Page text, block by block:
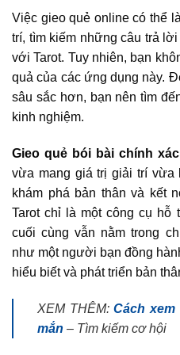
Việc gieo quẻ online có thể
trí, tìm kiếm những câu trả
với Tarot. Tuy nhiên, bạn
quả của các ứng dụng này.
sâu sắc hơn, bạn nên tìm
kinh nghiệm.
Gieo quẻ bói bài chính
vừa mang giá trị giải trí vừa
khám phá bản thân và kết
Tarot chỉ là một công cụ hỗ
cuối cùng vẫn nằm trong
như một người bạn đồng
hiểu biết và phát triển bản
XEM THÊM:Cách xem
mắn – Tìm kiếm cơ hội